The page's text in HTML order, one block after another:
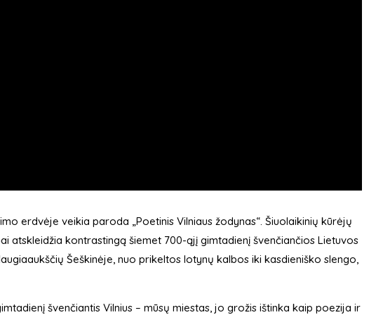
erdvėje veikia paroda „Poetinis Vilniaus žodynas“. Šiuolaikinių kūrėjų
kontrastingą šiemet 700-ąjį gimtadienį švenčiančios Lietuvos
Šeškinėje, nuo prikeltos lotynų kalbos iki kasdieniško slengo,
švenčiantis Vilnius – mūsų miestas, jo grožis ištinka kaip poezija ir